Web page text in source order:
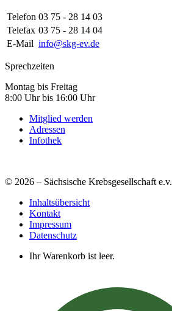
Telefon 03 75 - 28 14 03
Telefax 03 75 - 28 14 04
E-Mail info@skg-ev.de
Sprechzeiten
Montag bis Freitag
8:00 Uhr bis 16:00 Uhr
Mitglied werden
Adressen
Infothek
© 2026 – Sächsische Krebsgesellschaft e.v.
Inhaltsübersicht
Kontakt
Impressum
Datenschutz
Ihr Warenkorb ist leer.